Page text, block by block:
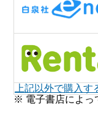
上記以外で購入す
※ 電子書店によっ